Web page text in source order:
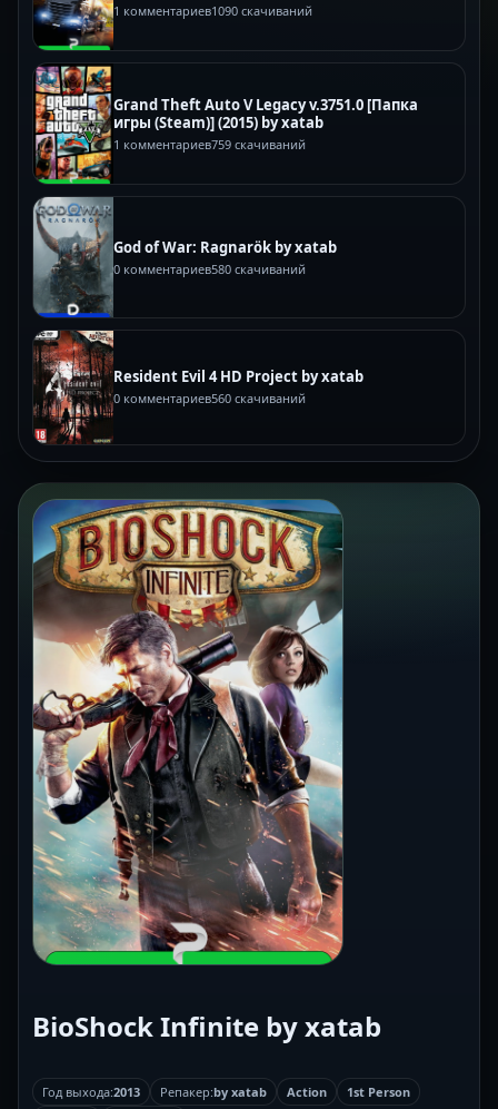
1 комментариев1090 скачиваний
Grand Theft Auto V Legacy v.3751.0 [Папка
игры (Steam)] (2015) by xatab
1 комментариев759 скачиваний
God of War: Ragnarök by xatab
0 комментариев580 скачиваний
Resident Evil 4 HD Project by xatab
0 комментариев560 скачиваний
BioShock Infinite by xatab
Год выхода:2013 Репакер:by xatab Action
1st Person